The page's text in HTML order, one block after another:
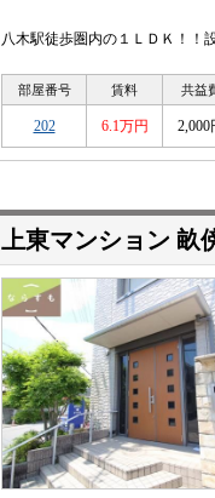
八木駅徒歩圏内の１ＬＤＫ！！
部屋番号 賃料 共益
202 6.1万円 2,000
上東マンション 畝